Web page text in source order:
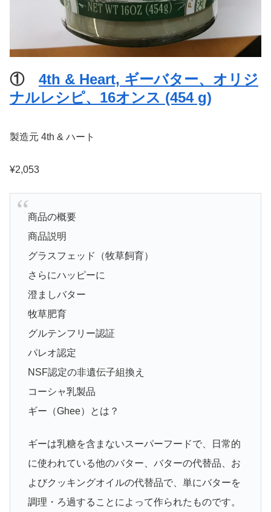
① 4th & Heart, ギーバター、オリジ
ナルレシピ、16オンス (454 g)
製造元 4th & ハート
¥2,053
商品の概要
商品説明
グラスフェッド（牧草飼育）
さらにハッピーに
澄ましバター
牧草肥育
グルテンフリー認証
パレオ認定
NSF認定の非遺伝子組換え
コーシャ乳製品
ギー（Ghee）とは？
ギーは乳糖を含まないスーパーフードで、日常的
に使われている他のバター、バターの代替品、お
よびクッキングオイルの代替品で、単にバターを
調理・ろ過することによって作られたものです。